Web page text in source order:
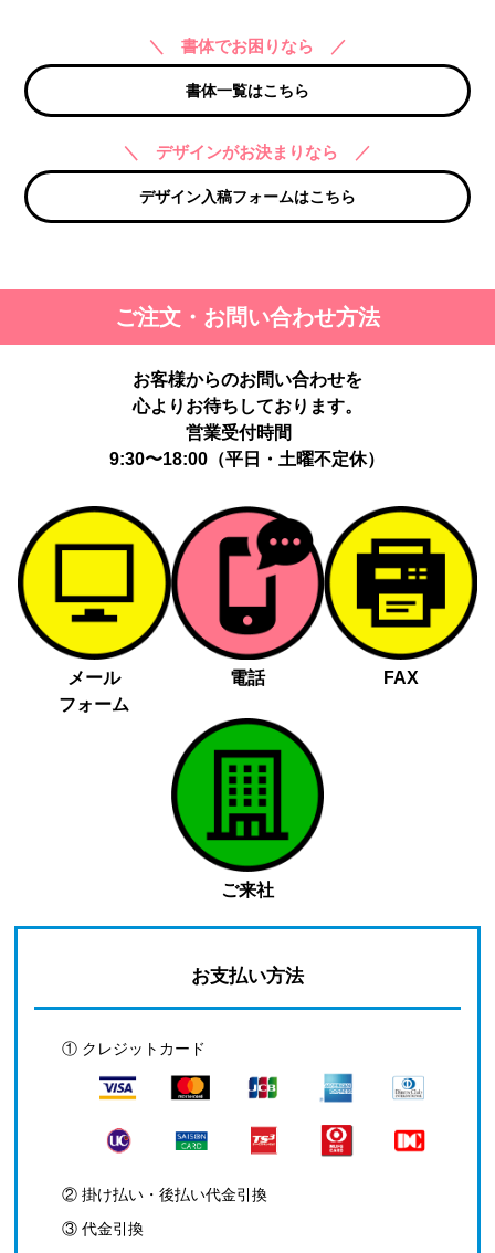
＼ 書体でお困りなら ／
書体一覧はこちら
＼ デザインがお決まりなら ／
デザイン入稿フォームはこちら
ご注文・お問い合わせ方法
お客様からのお問い合わせを
心よりお待ちしております。
営業受付時間
9:30〜18:00（平日・土曜不定休）
メール
フォーム
電話 FAX
ご来社
お支払い方法
① クレジットカード
② 掛け払い・後払い代金引換
③ 代金引換